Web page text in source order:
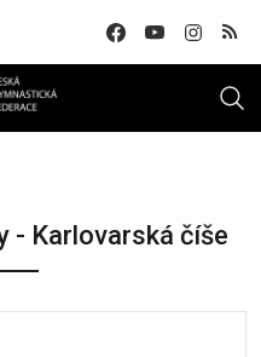
- Karlovarská číše